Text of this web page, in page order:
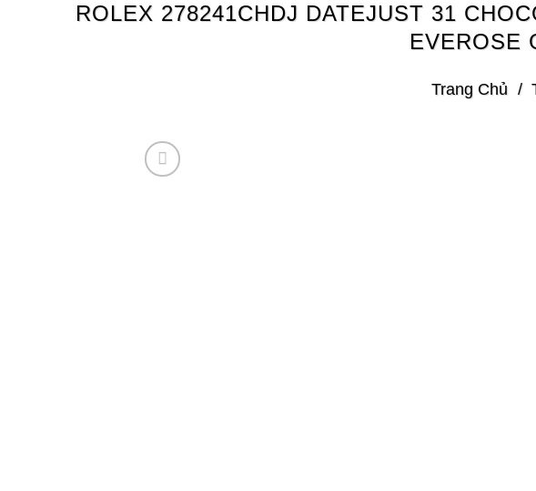
ROLEX 278241CHDJ DATEJUST 31
EVEROSE
Trang Chủ /